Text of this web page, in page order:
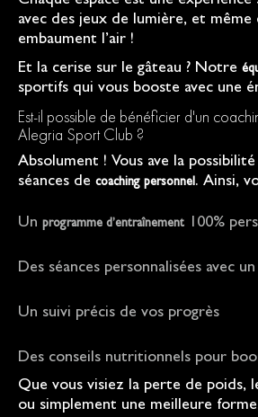
avec des jeux de lumière, et même
embaument l’air !
Et la cerise sur le gâteau ? Notre
sportifs qui vous booste avec une
Est-il possible de bénéficier d'un
Alegria Sport Club ?
Absolument ! Vous ave la
séances de coaching personnel. Ainsi,
Un programme d’entraînement 100%
Des séances personnalisées avec
Un suivi précis de vos progrès
Des conseils nutritionnels pour
Que vous visiez la perte de poids,
ou simplement une meilleure